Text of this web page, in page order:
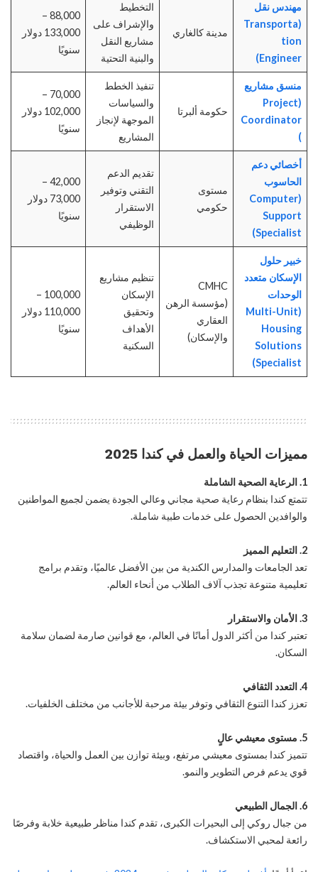
مهندس نقل
(Transporta
tion
Engineer)
مدينة كالغاري
التخطيط
والإشراف على
مشاريع النقل
والبنية التحتية
88,000 –
133,000 دولار
سنويًا
منسق مشاريع
(Project
Coordinator
)
حكومة ألبرتا
تنفيذ الخطط
والسياسات
الموجهة لإنجاز
المشاريع
70,000 –
102,000 دولار
سنويًا
أخصائي دعم
الحاسوب
(Computer
Support
Specialist)
مستوى
حكومي
تقديم الدعم
التقني وتوفير
الاستقرار
الوظيفي
42,000 –
73,000 دولار
سنويًا
خبير حلول
الإسكان متعدد
الوحدات
(Multi-Unit
Housing
Solutions
Specialist)
CMHC
(مؤسسة الرهن
العقاري
والإسكان)
تنظيم مشاريع
الإسكان
وتحقيق
الأهداف
السكنية
100,000 –
110,000 دولار
سنويًا
مميزات الحياة والعمل في كندا 2025
1. الرعاية الصحية الشاملة
تتمتع كندا بنظام رعاية صحية مجاني وعالي الجودة يضمن لجميع المواطنين
والوافدين الحصول على خدمات طبية شاملة.
2. التعليم المميز
تعد الجامعات والمدارس الكندية من بين الأفضل عالميًا، وتقدم برامج
تعليمية متنوعة تجذب آلاف الطلاب من أنحاء العالم.
3. الأمان والاستقرار
تعتبر كندا من أكثر الدول أمانًا في العالم، مع قوانين صارمة لضمان سلامة
السكان.
4. التعدد الثقافي
تعزز كندا التنوع الثقافي وتوفر بيئة مرحبة للأجانب من مختلف الخلفيات.
5. مستوى معيشي عالٍ
تتميز كندا بمستوى معيشي مرتفع، وبيئة توازن بين العمل والحياة، واقتصاد
قوي يدعم فرص التطوير والنمو.
6. الجمال الطبيعي
من جبال روكي إلى البحيرات الكبرى، تقدم كندا مناظر طبيعية خلابة وفرصًا
رائعة لمحبي الاستكشاف.